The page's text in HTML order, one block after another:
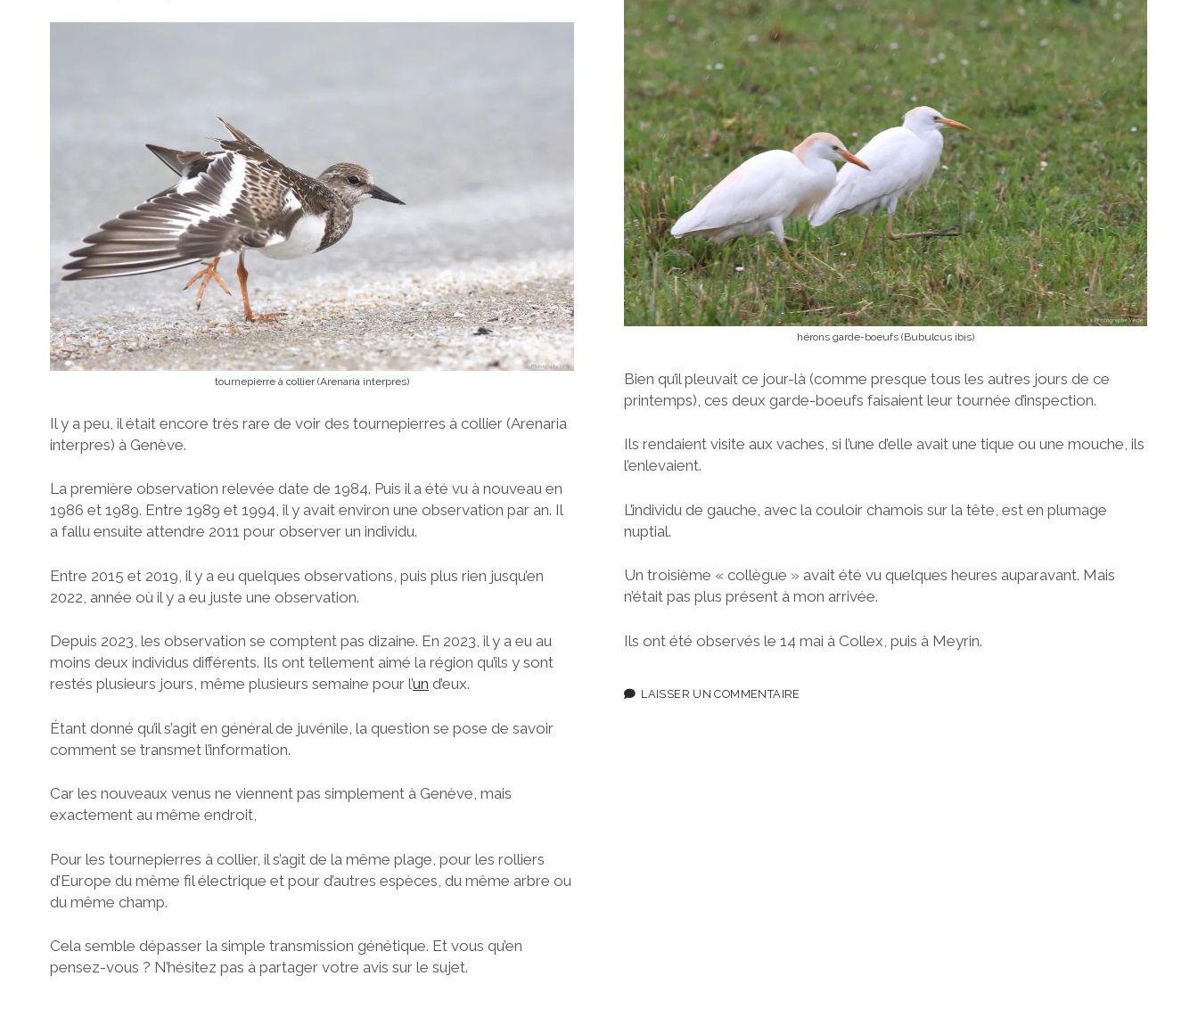
tournepierre à collier (Arenaria interpres)
Il y a peu, il était encore très rare de voir des tournepierres à collier (Arenaria
interpres) à Genève.
La première observation relevée date de 1984. Puis il a été vu à nouveau en
1986 et 1989. Entre 1989 et 1994, il y avait environ une observation par an. Il
a fallu ensuite attendre 2011 pour observer un individu.
Entre 2015 et 2019, il y a eu quelques observations, puis plus rien jusqu’en
2022, année où il y a eu juste une observation.
Depuis 2023, les observation se comptent pas dizaine. En 2023, il y a eu au
moins deux individus différents. Ils ont tellement aimé la région qu’ils y sont
restés plusieurs jours, même plusieurs semaine pour l’un d’eux.
Étant donné qu’il s’agit en général de juvénile, la question se pose de savoir
comment se transmet l’information.
Car les nouveaux venus ne viennent pas simplement à Genève, mais
exactement au même endroit,
Pour les tournepierres à collier, il s’agit de la même plage, pour les rolliers
d’Europe du même fil électrique et pour d’autres espèces, du même arbre ou
du même champ.
Cela semble dépasser la simple transmission génétique. Et vous qu’en
pensez-vous ? N’hésitez pas à partager votre avis sur le sujet.
hérons garde-boeufs (Bubulcus ibis)
Bien qu’il pleuvait ce jour-là (comme presque tous les autres jours de ce
printemps), ces deux garde-boeufs faisaient leur tournée d’inspection.
Ils rendaient visite aux vaches, si l’une d’elle avait une tique ou une mouche, ils
l’enlevaient.
L’individu de gauche, avec la couloir chamois sur la tête, est en plumage
nuptial.
Un troisième « collègue » avait été vu quelques heures auparavant. Mais
n’était pas plus présent à mon arrivée.
Ils ont été observés le 14 mai à Collex, puis à Meyrin.
LAISSER UN COMMENTAIRE